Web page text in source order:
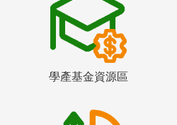
學產基金資源區